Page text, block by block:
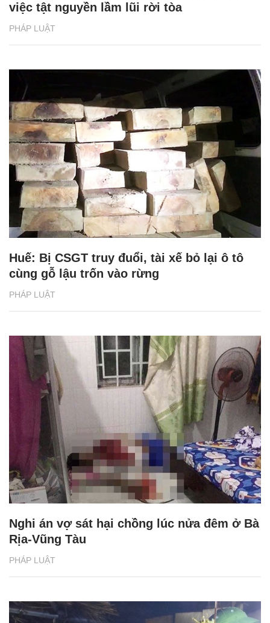
PHÁP LUẬT
việc tật nguyền lầm lũi rời tòa
PHÁP LUẬT
Huế: Bị CSGT truy đuổi, tài xế bỏ lại ô tô
cùng gỗ lậu trốn vào rừng
PHÁP LUẬT
Nghi án vợ sát hại chồng lúc nửa đêm ở Bà
Rịa-Vũng Tàu